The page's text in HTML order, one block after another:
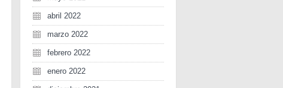
abril 2022
marzo 2022
febrero 2022
enero 2022